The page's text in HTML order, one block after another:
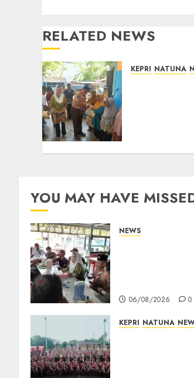
RELATED NEWS
KEPRI NATUNA
YOU MAY HAVE
NEWS
06/08/2026 0
KEPRI NATUNA